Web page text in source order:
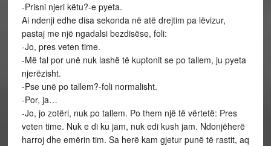
-Prisni njeri këtu?-e pyeta.
Ai ndenji edhe disa sekonda në atë drejtim pa lëvizur,
pastaj me një ngadalsi bezdisëse, foli:
-Jo, pres veten time.
-Më fal por unë nuk lashë të kuptonit se po tallem, ju pyeta
njerëzisht.
-Pse unë po tallem?-foli normalisht.
-Por, ja…
-Jo, jo zotëri, nuk po tallem. Po them një të vërtetë: Pres
veten time. Nuk e di ku jam, nuk edi kush jam. Ndonjëherë
harroj dhe emërin tim. Sa herë kam gjetur punë të rastit, aq